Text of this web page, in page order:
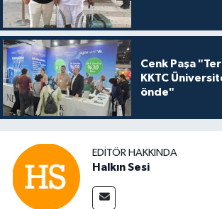
Cenk Paşa
KKTC
önde"
EDITÖR HAKKINDA
Halkın Sesi